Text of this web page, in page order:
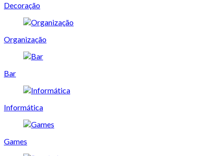
Decoração
Organização
Bar
Informática
Games